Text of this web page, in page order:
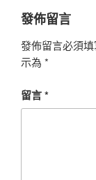
發佈留言
發佈留言必須
示為 *
留言*